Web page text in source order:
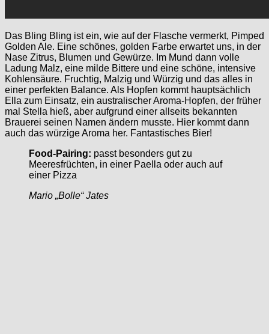
Das Bling Bling ist ein, wie auf der Flasche vermerkt, Pimped
Golden Ale. Eine schönes, golden Farbe erwartet uns, in der
Nase Zitrus, Blumen und Gewürze. Im Mund dann volle
Ladung Malz, eine milde Bittere und eine schöne, intensive
Kohlensäure. Fruchtig, Malzig und Würzig und das alles in
einer perfekten Balance. Als Hopfen kommt hauptsächlich
Ella zum Einsatz, ein australischer Aroma-Hopfen, der früher
mal Stella hieß, aber aufgrund einer allseits bekannten
Brauerei seinen Namen ändern musste. Hier kommt dann
auch das würzige Aroma her. Fantastisches Bier!
Food-Pairing: passt besonders gut zu
Meeresfrüchten, in einer Paella oder auch auf
einer Pizza
Mario „Bolle“ Jates